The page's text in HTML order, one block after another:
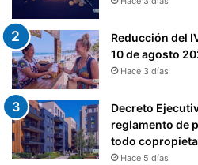
Reducción del
10 de agosto
Hace 3 días
Decreto
reglamento de
todo
Hace 5 días